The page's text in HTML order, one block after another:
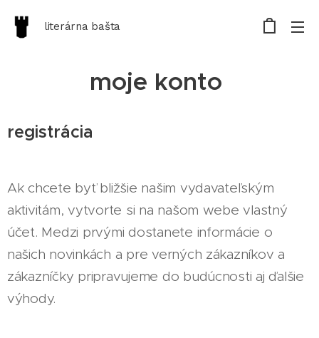
literárna bašta
moje konto
registrácia
Ak chcete byť bližšie našim vydavateľským
aktivitám, vytvorte si na našom webe vlastný
účet. Medzi prvými dostanete informácie o
našich novinkách a pre verných zákazníkov a
zákazníčky pripravujeme do budúcnosti aj ďalšie
výhody.